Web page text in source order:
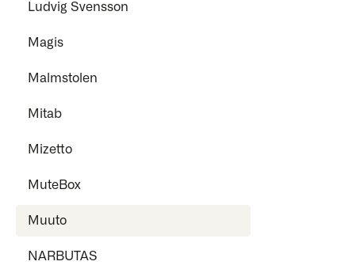
Ludvig Svensson
Magis
Malmstolen
Mitab
Mizetto
MuteBox
Muuto
NARBUTAS